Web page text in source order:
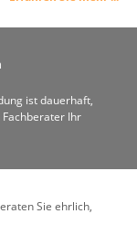
ist dauerhaft,
Ihr
Sie ehrlich,